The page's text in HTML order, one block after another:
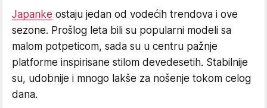
Japanke ostaju jedan od vodećih trendova i ove
sezone. Prošlog leta bili su popularni modeli sa
malom potpeticom, sada su u centru pažnje
platforme inspirisane stilom devedesetih. Stabilnije
su, udobnije i mnogo lakše za nošenje tokom celog
dana.